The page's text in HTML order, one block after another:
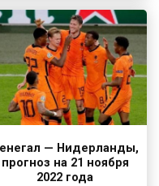
— Нидерланды,
прогноз на 21 ноября
2022 года